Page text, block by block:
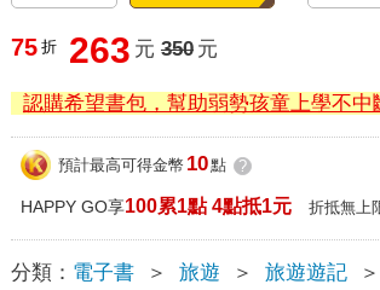
75 折 263 元 350 元
認購希望書包，幫助弱勢孩童上學不中
預計最高可得金幣 10點 ?
HAPPY GO享100累1點 4點抵1元 折抵無上
分類： 電子書 ＞ 旅遊 ＞ 旅遊遊記 ＞